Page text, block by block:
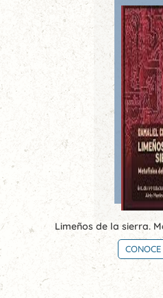
Limeños de la sierra.